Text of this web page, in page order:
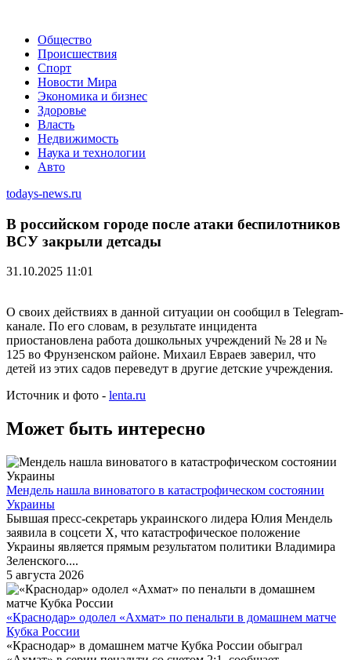
Общество
Происшествия
Спорт
Новости Мира
Экономика и бизнес
Здоровье
Власть
Недвижимость
Наука и технологии
Авто
todays-news.ru
В российском городе после атаки беспилотников
ВСУ закрыли детсады
31.10.2025 11:01
О своих действиях в данной ситуации он сообщил в Telegram-
канале. По его словам, в результате инцидента
приостановлена работа дошкольных учреждений № 28 и №
125 во Фрунзенском районе. Михаил Евраев заверил, что
детей из этих садов переведут в другие детские учреждения.
Источник и фото - lenta.ru
Может быть интересно
Мендель нашла виноватого в катастрофическом состоянии
Украины
Бывшая пресс-секретарь украинского лидера Юлия Мендель
заявила в соцсети X, что катастрофическое положение
Украины является прямым результатом политики Владимира
Зеленского....
5 августа 2026
«Краснодар» одолел «Ахмат» по пенальти в домашнем матче
Кубка России
«Краснодар» в домашнем матче Кубка России обыграл